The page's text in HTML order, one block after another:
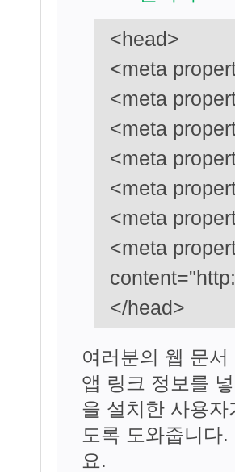
<head>
<meta
<meta
<meta
<meta
<meta
<meta
<meta
</head>
여러분의 웹 문
앱 링크 정보를
을 설치한 사용
도록 도와줍니다
요.